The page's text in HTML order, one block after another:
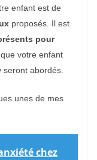
enfant est de
proposés. Il est
pour
que votre enfant
abordés.
unes de mes
chez